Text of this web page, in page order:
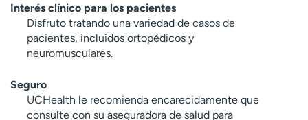
Interés clínico para los pacientes
Disfruto tratando una variedad de casos de
pacientes, incluidos ortopédicos y
neuromusculares.
Seguro
UCHealth le recomienda encarecidamente que
consulte con su aseguradora de salud para